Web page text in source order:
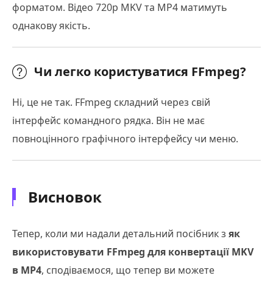
форматом. Відео 720p MKV та MP4 матимуть
однакову якість.
Чи легко користуватися FFmpeg?
Ні, це не так. FFmpeg складний через свій
інтерфейс командного рядка. Він не має
повноцінного графічного інтерфейсу чи меню.
Висновок
Тепер, коли ми надали детальний посібник з як
використовувати FFmpeg для конвертації MKV
в MP4, сподіваємося, що тепер ви можете